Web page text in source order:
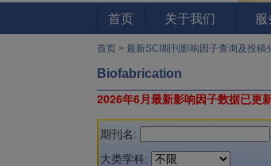
首页 关于我们
首页 > 最新SCI期刊影响因子查询及投稿
Biofabrication
2026年6月最新影响因子数据已更
期刊名:
大类学科: